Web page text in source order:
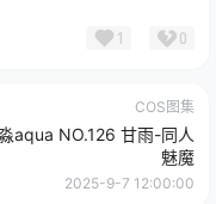
1 0
COS图集
aqua NO.126 甘雨-同人
魅魔
2025-9-7 12:00:00